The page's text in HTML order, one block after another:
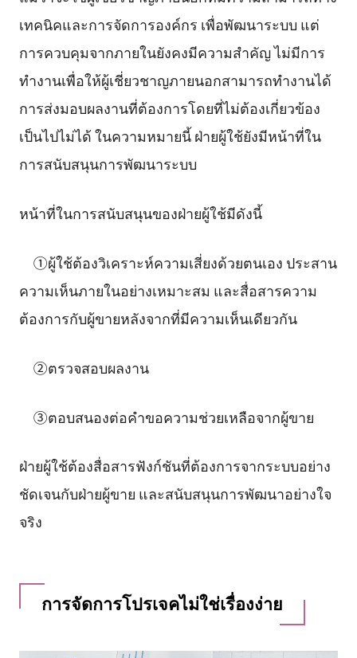
เทคนิคและการจัดการองค์กร เพื่อพัฒนาระบบ แต่
การควบคุมจากภายในยังคงมีความสำคัญ ไม่มีการ
ทำงานเพื่อให้ผู้เชี่ยวชาญภายนอกสามารถทำงานได้
การส่งมอบผลงานที่ต้องการโดยที่ไม่ต้องเกี่ยวข้อง
เป็นไปไม่ได้ ในความหมายนี้ ฝ่ายผู้ใช้ยังมีหน้าที่ใน
การสนับสนุนการพัฒนาระบบ
หน้าที่ในการสนับสนุนของฝ่ายผู้ใช้มีดังนี้
①ผู้ใช้ต้องวิเคราะห์ความเสี่ยงด้วยตนเอง ประสาน
ความเห็นภายในอย่างเหมาะสม และสื่อสารความ
ต้องการกับผู้ขายหลังจากที่มีความเห็นเดียวกัน
②ตรวจสอบผลงาน
③ตอบสนองต่อคำขอความช่วยเหลือจากผู้ขาย
ฝ่ายผู้ใช้ต้องสื่อสารฟังก์ชันที่ต้องการจากระบบอย่าง
ชัดเจนกับฝ่ายผู้ขาย และสนับสนุนการพัฒนาอย่างใจ
จริง
การจัดการโปรเจคไม่ใช่เรื่องง่าย